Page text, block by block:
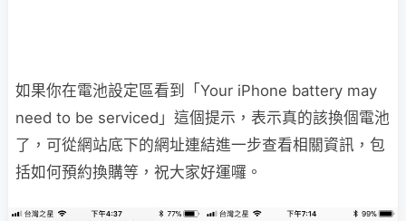
如果你在電池設定區看到「Your iPhone battery may
need to be serviced」這個提示，表示真的該換個電池
了，可從網站底下的網址連結進一步查看相關資訊，包
括如何預約換購等，祝大家好運囉。